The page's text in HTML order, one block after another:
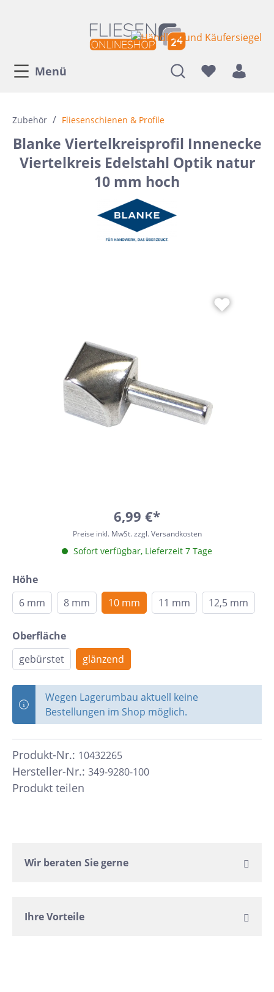
Menü
Zubehör / Fliesenschienen & Profile
Blanke Viertelkreisprofil Innenecke
Viertelkreis Edelstahl Optik natur
10 mm hoch
6,99 €*
Preise inkl. MwSt. zzgl. Versandkosten
Sofort verfügbar, Lieferzeit 7 Tage
Höhe
6 mm
8 mm 10 mm 11 mm 12,5 mm
Oberfläche
gebürstet
glänzend
Wegen Lagerumbau aktuell keine
Bestellungen im Shop möglich.
Hersteller-Nr.: 349-9280-100
Produkt-Nr.: 10432265
Produkt teilen
Wir beraten Sie gerne
Ihre Vorteile